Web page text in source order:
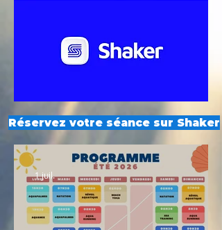
Réservez votre séance sur Shaker
1 juil.